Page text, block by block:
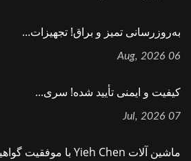
به‌روزرسانی تمیز و براق! تجهیزات...
06 Aug, 2026
کیفیت و ایمنی تأیید شده! سری...
07 Jul, 2026
ماشین آلات Yieh Chen با موفقیت گواهینامه...